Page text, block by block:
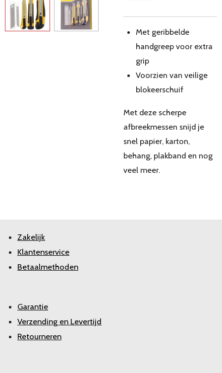
Met geribbelde
handgreep voor extra
grip
Voorzien van veilige
blokeerschuif
Met deze scherpe
afbreekmessen snijd je
snel papier, karton,
behang, plakband en nog
veel meer.
Zakelijk
Klantenservice
Betaalmethoden
Garantie
Verzending en Levertijd
Retourneren